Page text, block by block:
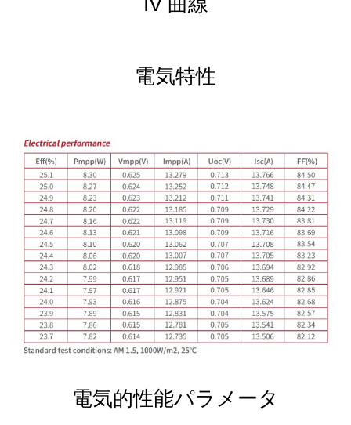
電気特性
電気的性能パラメータ